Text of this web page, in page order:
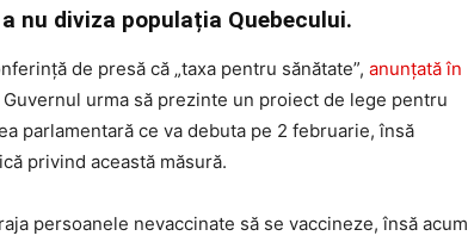
nu diviza populația Quebecului.
de presă că „taxa pentru sănătate”, anunțată în
urma să prezinte un proiect de lege pentru
parlamentară ce va debuta pe 2 februarie, însă
privind această măsură.
persoanele nevaccinate să se vaccineze, însă acum